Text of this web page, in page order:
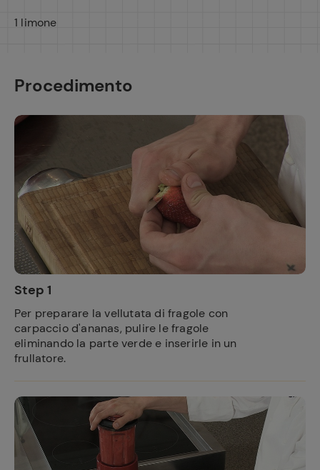
1 limone
Procedimento
Step 1
Per preparare la vellutata di fragole con
carpaccio d'ananas, pulire le fragole
eliminando la parte verde e inserirle in un
frullatore.